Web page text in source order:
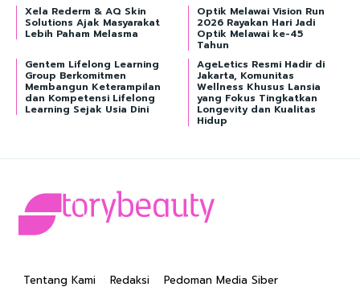
Xela Rederm & AQ Skin
Solutions Ajak Masyarakat
Lebih Paham Melasma
Optik Melawai Vision Run
2026 Rayakan Hari Jadi
Optik Melawai ke-45
Tahun
Gentem Lifelong Learning
Group Berkomitmen
Membangun Keterampilan
dan Kompetensi Lifelong
Learning Sejak Usia Dini
AgeLetics Resmi Hadir di
Jakarta, Komunitas
Wellness Khusus Lansia
yang Fokus Tingkatkan
Longevity dan Kualitas
Hidup
Tentang Kami Redaksi Pedoman Media Siber